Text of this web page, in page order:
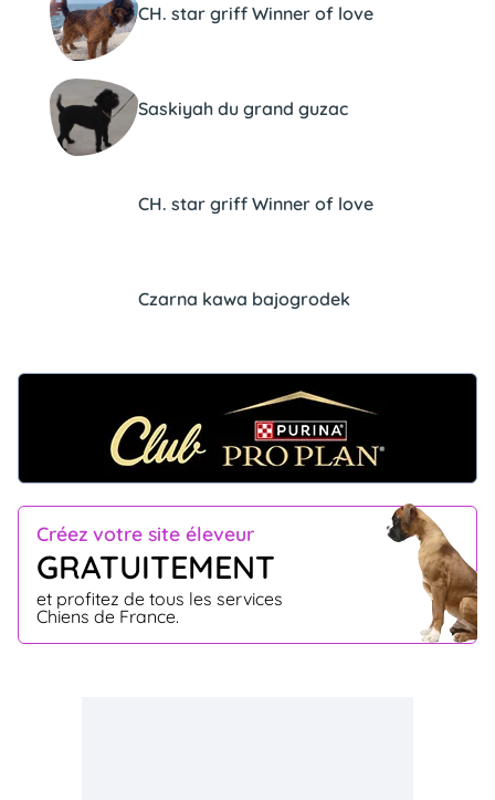
Créez votre site éleveur
GRATUITEMENT
et profitez de tous les services
Chiens de France.
CH. star griff Winner of love
Saskiyah du grand guzac
CH. star griff Winner of love
Czarna kawa bajogrodek